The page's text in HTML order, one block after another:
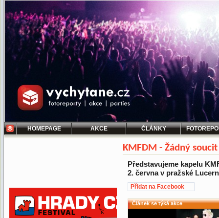
HOMEPAGE AKCE ČLÁNKY
KMFDM - Žádný
Představujeme kapelu
2. června v pražské
Přidat na Facebook
Článek se týká akce